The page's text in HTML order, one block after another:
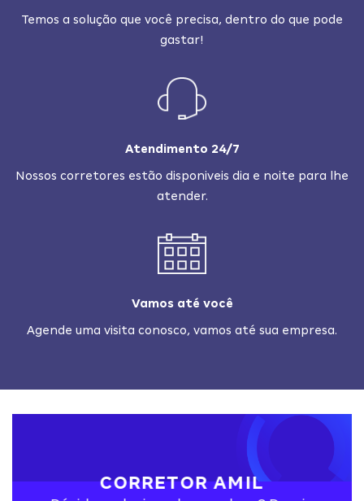
Temos a solução que você precisa, dentro do que pode
gastar!
Atendimento 24/7
Nossos corretores estão disponiveis dia e noite para lhe
atender.
Vamos até você
Agende uma visita conosco, vamos até sua empresa.
CORRETOR AMIL